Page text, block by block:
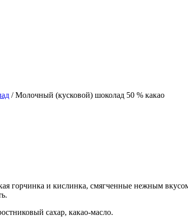
/ Молочный (кусковой) шоколад 50 % какао
горчинка и кислинка, смягченные нежным
сахар, какао-масло.